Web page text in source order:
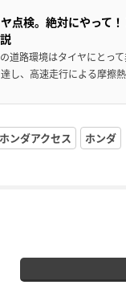
点検。絶対にやって！
道路環境はタイヤにとっ
、高速走行による摩擦
ホンダアクセス ホンダ